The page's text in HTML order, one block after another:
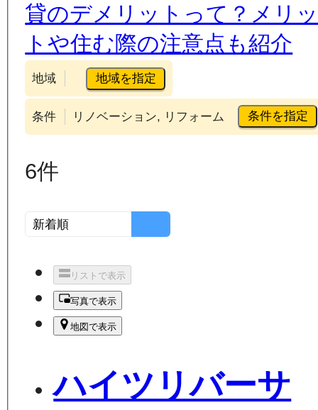
貸のデメリットって？メリ
トや住む際の注意点も紹介
地域 地域を指定
条件 リノベーション, リフォーム 条件を指定
6件
リストで表示
写真で表示
地図で表示
ハイツリバーサ